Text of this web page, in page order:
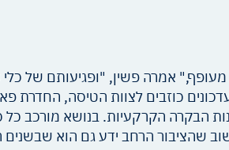
מעופף," אמרה פשין, "ופגיעותם של
כוזבים לצוות הטיסה, החדרת
הבקרה הקרקעיות. בנושא מורכב
שהציבור הרחב ידע גם הוא שבשנים